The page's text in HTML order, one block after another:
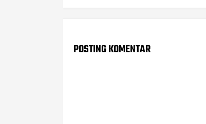
POSTING KOMENTAR